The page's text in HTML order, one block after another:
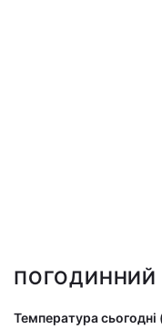
ПОГОДИННИЙ
Температура сьогодні